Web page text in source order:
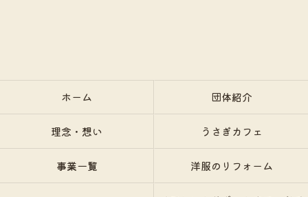
ホーム 団体紹介
理念・想い うさぎカフェ
事業一覧 洋服のリフォーム